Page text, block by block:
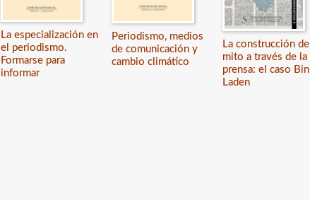
La especialización en
el periodismo.
Formarse para
informar
Periodismo, medios
de comunicación y
cambio climático
La construcción del
mito a través de la
prensa: el caso Bin
Laden